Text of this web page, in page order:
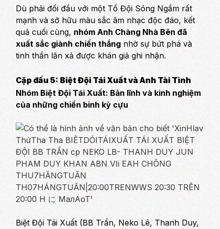
Dù phải đối đầu với một Tổ Đội Sóng Ngầm rất
mạnh và sở hữu màu sắc âm nhạc độc đáo, kết
quả cuối cùng, nhóm Anh Chàng Nhà Bên đã
xuất sắc giành chiến thắng nhờ sự bứt phá và
tinh thần lăn xả được khán giả ghi nhận.
Cặp đấu 5: Biệt Đội Tái Xuất và Anh Tài Tình
Nhóm Biệt Đội Tái Xuất: Bản lĩnh và kinh nghiệm
của những chiến binh kỳ cựu
Biệt Đội Tái Xuất (BB Trần, Neko Lê, Thanh Duy,